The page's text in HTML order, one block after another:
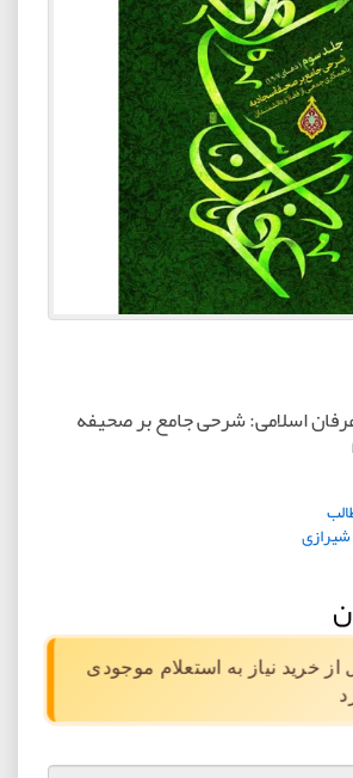
اسلامی: شرحی جامع بر صحیفه
از خرید نیاز به استعلام موجودی